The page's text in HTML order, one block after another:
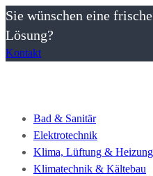
Sie wünschen eine
Lösung?
Kontakt
Bad & Sanitär
Elektrotechnik
Klima, Lüftung & Heizung
Klimatechnik & Kältebau